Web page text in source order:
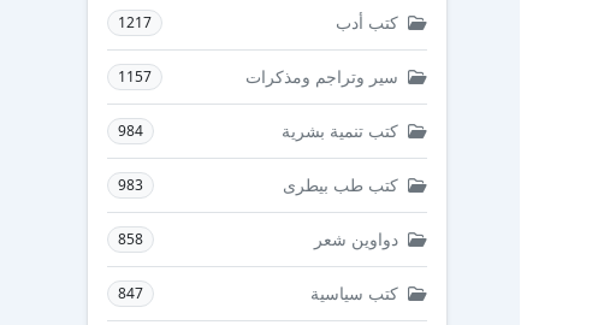
كتب أدب 1217
سير وتراجم ومذكرات 1157
كتب تنمية بشرية 984
كتب طب بيطرى 983
دواوين شعر 858
كتب سياسية 847